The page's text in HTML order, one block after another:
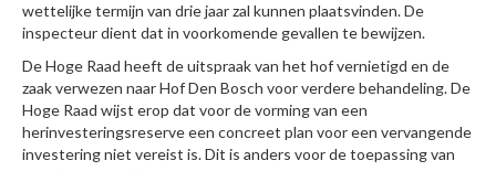
wettelijke termijn van drie jaar zal kunnen plaatsvinden. De
inspecteur dient dat in voorkomende gevallen te bewijzen.
De Hoge Raad heeft de uitspraak van het hof vernietigd en de
zaak verwezen naar Hof Den Bosch voor verdere behandeling. De
Hoge Raad wijst erop dat voor de vorming van een
herinvesteringsreserve een concreet plan voor een vervangende
investering niet vereist is. Dit is anders voor de toepassing van